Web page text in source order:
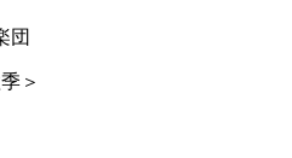
団
＞